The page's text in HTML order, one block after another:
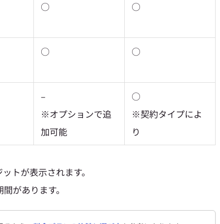
○ ○
○ ○
–
※オプションで追
加可能
○
※契約タイプによ
り
トが表示されます。
があります。